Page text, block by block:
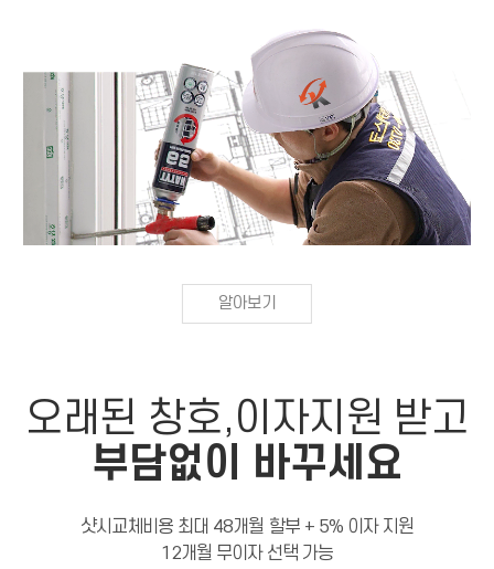
알아보기
오래된 창호,이자지원 받고
부담없이 바꾸세요
샷시교체비용 최대 48개월 할부 + 5% 이자 지원
12개월 무이자 선택 가능